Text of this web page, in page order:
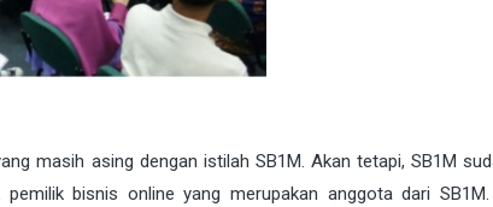
masih asing dengan istilah SB1M. Akan tetapi, SB1M
pemilik bisnis online yang merupakan anggota dari